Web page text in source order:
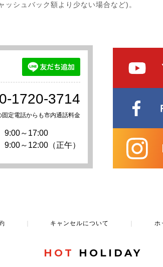
シュバック額より少ない場合など)。
1720-3714
固定電話からも市内通話料金
9:00～17:00
9:00～12:00（正午）
キャンセルについて ホ
HOT HOLIDAY